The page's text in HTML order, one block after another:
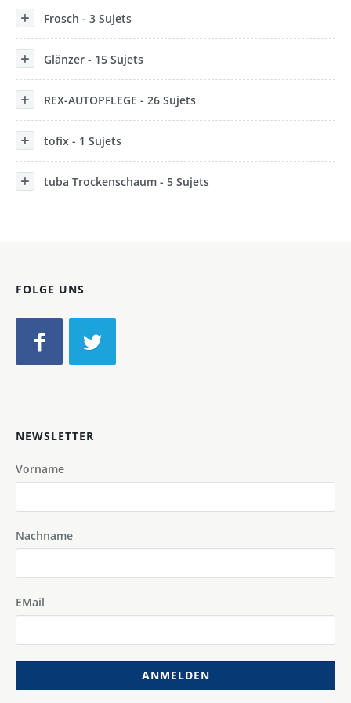
Frosch - 3 Sujets
Glänzer - 15 Sujets
REX-AUTOPFLEGE - 26 Sujets
tofix - 1 Sujets
tuba Trockenschaum - 5 Sujets
FOLGE UNS
NEWSLETTER
Vorname
Nachname
EMail
ANMELDEN